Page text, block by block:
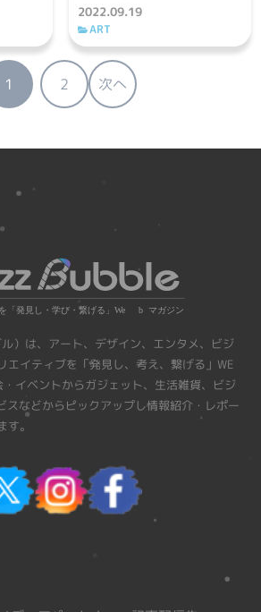
2022.09.19
ART
1 2 次へ
）は、アート、デザイン、エンタメ、ビジ
エイティブを「発見し、考え、繋げる」WE
イベントからガジェット、生活雑貨、ビジ
スなどからピックアップし情報紹介・レポー
。